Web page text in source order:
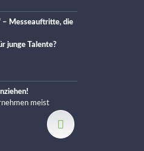
– Messeauftritte, die
junge Talente?
meist